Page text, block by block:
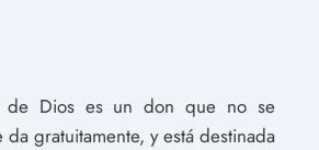
de Dios es un don que no se
gratuitamente, y está destinada